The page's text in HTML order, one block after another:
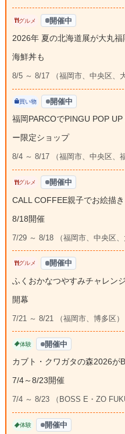
グルメ 開催中
2026年 夏の北海道展が大丸
海鮮丼も
8/5 ～ 8/17 （福岡市、中央区、大
買い物 開催中
福岡PARCOでPINGU POP
ー限定ショップ
8/4 ～ 8/17 （福岡市、中央区、
グルメ 開催中
CALL COFFEE親子でお絵描
8/18開催
7/29 ～ 8/18 （福岡市、中央区、
グルメ 開催中
ふくおかなつやすみチャレン
開幕
7/21 ～ 8/21 （福岡市、博多区）
体験 開催中
カブト・クワガタの森2026が
7/4～8/23開催
7/4 ～ 8/23 （BOSS E・ZO
体験 開催中